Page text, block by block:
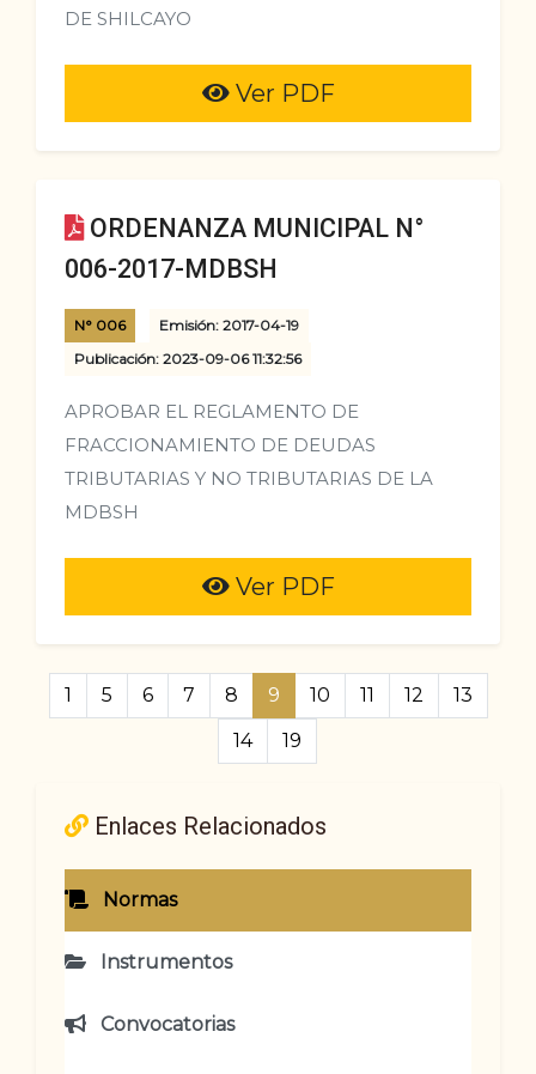
DE SHILCAYO
Ver PDF
ORDENANZA MUNICIPAL N°
006-2017-MDBSH
N° 006
Emisión: 2017-04-19
Publicación: 2023-09-06 11:32:56
APROBAR EL REGLAMENTO DE
FRACCIONAMIENTO DE DEUDAS
TRIBUTARIAS Y NO TRIBUTARIAS DE LA
MDBSH
Ver PDF
1 5 6 7 8 9 10 11 12
13
14
19
Enlaces Relacionados
Normas
Instrumentos
Convocatorias